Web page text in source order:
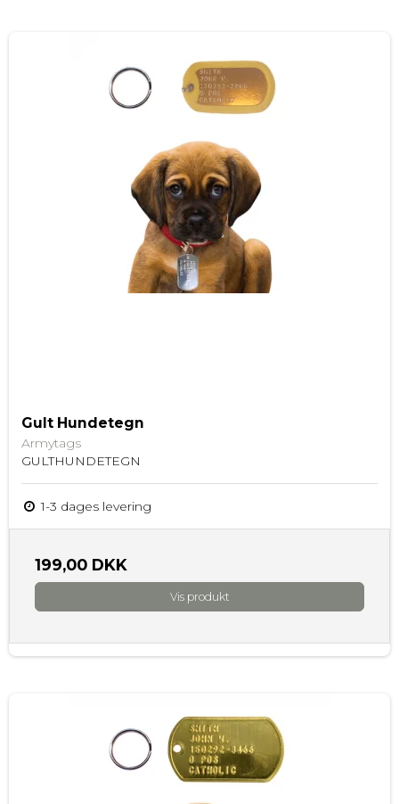
Gult Hundetegn
Armytags
GULTHUNDETEGN
1-3 dages levering
199,00 DKK
Vis produkt